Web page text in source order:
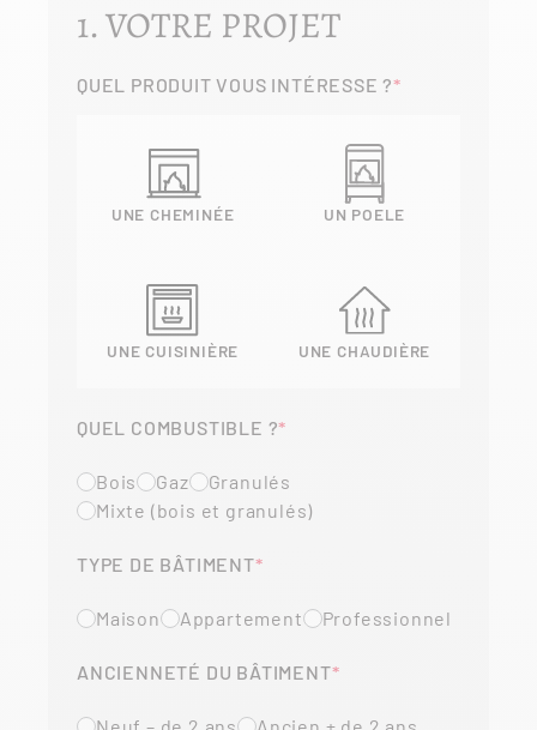
1. VOTRE PROJET
QUEL PRODUIT VOUS INTÉRESSE ?
UNE CHEMINÉE UN POELE
UNE CUISINIÈRE UNE CHAUDIÈRE
QUEL COMBUSTIBLE ?
Bois Gaz
Granulés
Mixte (bois et granulés)
TYPE DE BÂTIMENT
Maison Appartement Professionnel
ANCIENNETÉ DU BÂTIMENT